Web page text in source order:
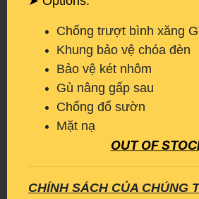
Chống trượt bình xăng
Khung bảo vệ chóa
Bảo vệ két nhôm
Gù nâng gấp
Chống đổ sườn
Mặt nạ
​​​​​​​OUT OF
CHÍNH SÁCH CỦA CHÚNG